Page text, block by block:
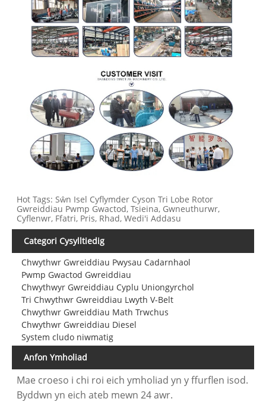
Hot Tags: Sŵn Isel Cyflymder Cyson Tri Lobe Rotor
Gwreiddiau Pwmp Gwactod, Tsieina, Gwneuthurwr,
Cyflenwr, Ffatri, Pris, Rhad, Wedi'i Addasu
Categori Cysylltiedig
Chwythwr Gwreiddiau Pwysau Cadarnhaol
Pwmp Gwactod Gwreiddiau
Chwythwyr Gwreiddiau Cyplu Uniongyrchol
Tri Chwythwr Gwreiddiau Lwyth V-Belt
Chwythwr Gwreiddiau Math Trwchus
Chwythwr Gwreiddiau Diesel
System cludo niwmatig
Anfon Ymholiad
Mae croeso i chi roi eich ymholiad yn y ffurflen isod.
Byddwn yn eich ateb mewn 24 awr.